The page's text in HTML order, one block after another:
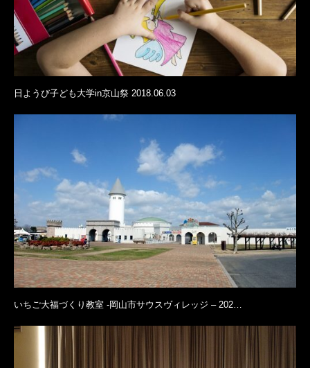
日ようび子ども大学in京山祭 2018.06.03
いちご大福づくり教室 -岡山市サウスヴィレッジ – 202…